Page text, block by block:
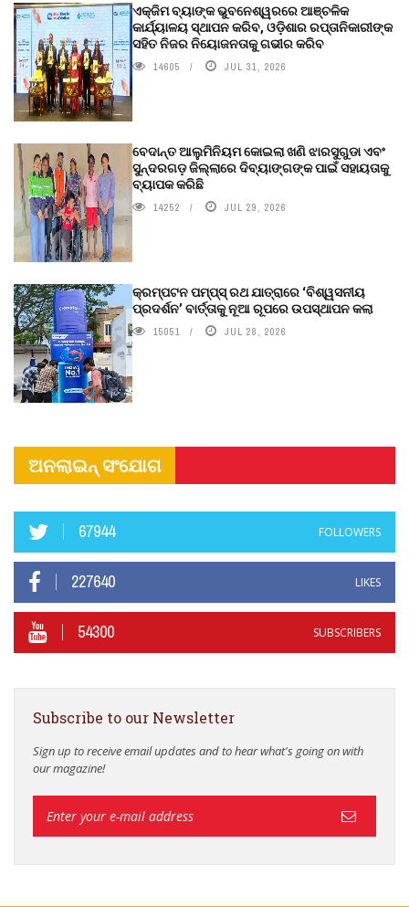
ଏକ୍ଜିମ ବ୍ୟାଙ୍କ ଭୁବନେଶ୍ୱରରେ ଆଞ୍ଚଳିକ
କାର୍ଯ୍ୟାଳୟ ସ୍ଥାପନ କରିବ, ଓଡ଼ିଶାର ରପ୍ତାନିକାରୀଙ୍କ
ସହିତ ନିଜର ନିୟୋଜନତାକୁ ଗଭୀର କରିବ
14605 JUL 31, 2026
ବେଦାନ୍ତ ଆଲୁମିନିୟମ କୋଇଲା ଖଣି ଝାରସୁଗୁଡା ଏବଂ
ସୁନ୍ଦରଗଡ଼ ଜିଲ୍ଲାରେ ଦିବ୍ୟାଙ୍ଗଙ୍କ ପାଇଁ ସହାୟତାକୁ
ବ୍ୟାପକ କରିଛି
14252 JUL 29, 2026
କ୍ରମ୍ପଟନ ପମ୍ପ୍‌ସ୍‌ ରଥ ଯାତ୍ରାରେ ‘ବିଶ୍ୱସନୀୟ
ପ୍ରଦର୍ଶନ’ ବାର୍ତ୍ତାକୁ ନୂଆ ରୂପରେ ଉପସ୍ଥାପନ କଲା
15051 JUL 28, 2026
ଅନଲାଇନ୍ ସଂଯୋଗ
67944 FOLLOWERS
227640 LIKES
54300 SUBSCRIBERS
Subscribe to our Newsletter
Sign up to receive email updates and to hear what's going on with
our magazine!